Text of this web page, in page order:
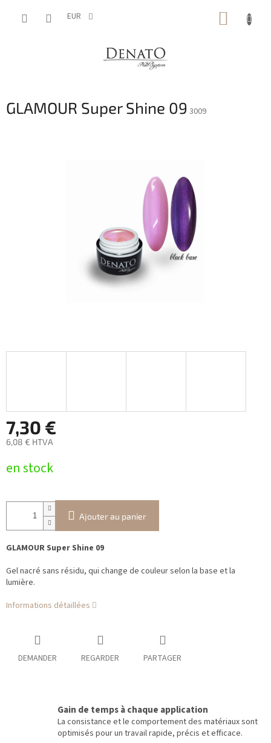
EUR
PANIER
GLAMOUR Super Shine 09 3009
7,30 €
6,08 € HTVA
de
en stock
Ajouter au panier
GLAMOUR Super Shine 09
Gel nacré sans résidu, qui change de couleur selon la base et la
lumière.
Informations détaillées
DEMANDER REGARDER PARTAGER
Gain de temps à chaque application
La consistance et le comportement des matériaux sont
optimisés pour un travail rapide, précis et efficace.